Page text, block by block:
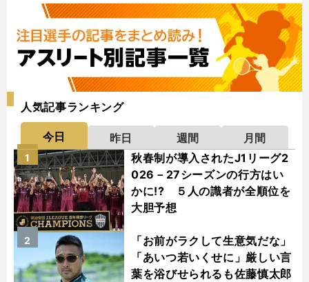
人気記事ランキング
今日 昨日 週間
月間
秋春制が導入されたJ1リーグ2
026－27シーズンの行方はい
かに!? ５人の識者が全順位を
大胆予想
1
「お前がラクして生意気だな」
「あいつ若いくせに」厳しい言
葉を浴びせられるも佐藤慎太郎
2